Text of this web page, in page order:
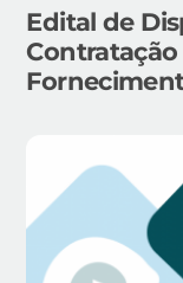
Edital de
Contratação